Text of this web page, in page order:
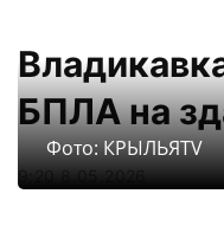
БПЛА на
9:20 8.05.2026
Фото: КРЫЛЬЯTV